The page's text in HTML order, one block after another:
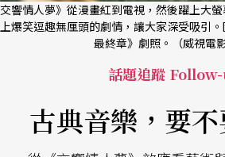
交響情人夢》從漫畫紅到電視，然後躍上大
上爆笑逗趣無厘頭的劇情，讓大家深受吸引
最終章》劇照。（威視電影
話題追蹤
古典音樂，要不